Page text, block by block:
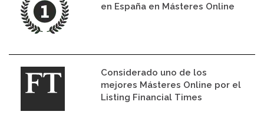
en España en Másteres Online
Considerado uno de los
mejores Másteres Online por el
Listing Financial Times